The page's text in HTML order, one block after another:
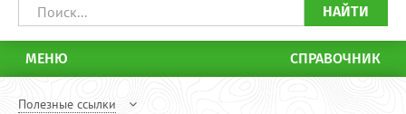
НАЙТИ
МЕНЮ СПРАВОЧНИК
Полезные ссылки